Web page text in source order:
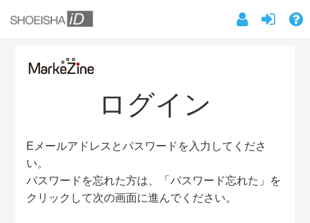
ログイン
Eメールアドレスとパスワードを入力してくださ
い。
パスワードを忘れた方は、「パスワード忘れた」を
クリックして次の画面に進んでください。